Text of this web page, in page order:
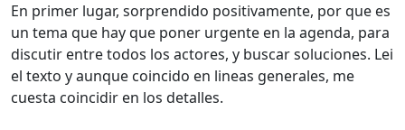
En primer lugar, sorprendido positivamente, por que es
un tema que hay que poner urgente en la agenda, para
discutir entre todos los actores, y buscar soluciones. Lei
el texto y aunque coincido en lineas generales, me
cuesta coincidir en los detalles.